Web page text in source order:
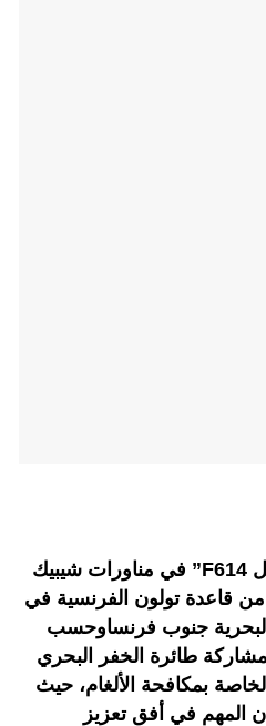
شاركت البحرية الملكية، بالفرقاطة “السلطان مولاي اسماعيل F614” في مناورات شيبيك
من قاعدة تولون الفرنسية في
البحرية جنوب فرنساوحسب
طائرة الخفر البحري
للتمارين الخاصة بمكافحة الألغام، حيث
المهم في أفق تعزيز